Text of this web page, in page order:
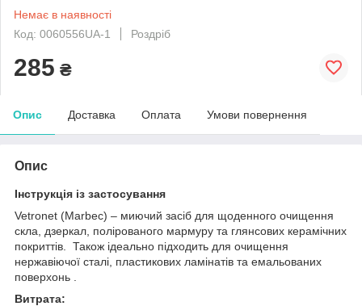
Немає в наявності
Код: 0060556UA-1
Роздріб
285 ₴
Опис Доставка Оплата Умови повернення
Опис
Інструкція із застосування
Vetronet (Marbec) – миючий засіб для щоденного очищення
скла, дзеркал, полірованого мармуру та глянсових керамічних
покриттів. Також ідеально підходить для очищення
нержавіючої сталі, пластикових ламінатів та емальованих
поверхонь .
Витрата: